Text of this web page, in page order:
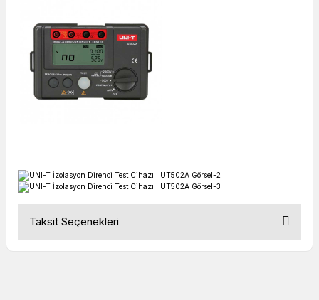
Taksit Seçenekleri